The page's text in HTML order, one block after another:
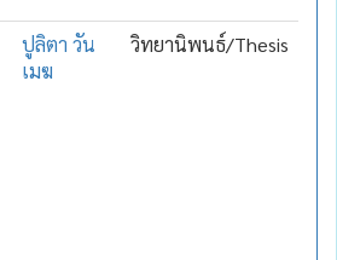
ปูลิตา วัน
เมฆ
วิทยานิพนธ์/Thesis